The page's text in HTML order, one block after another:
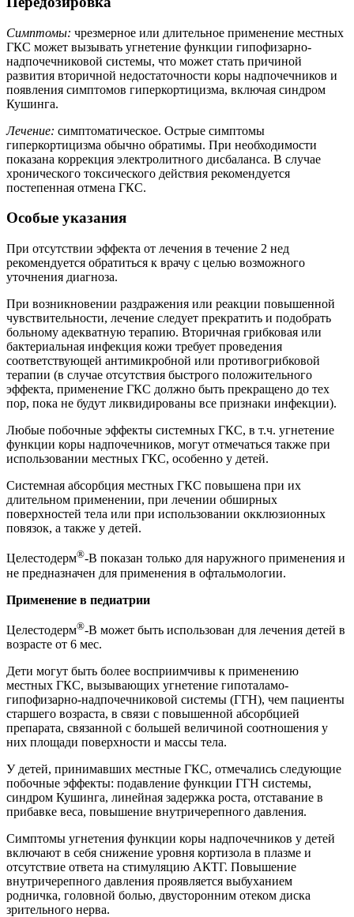
Симптомы: чрезмерное или длительное применение местных
ГКС может вызывать угнетение функции гипофизарно-
надпочечниковой системы, что может стать причиной
развития вторичной недостаточности коры надпочечников и
появления симптомов гиперкортицизма, включая синдром
Кушинга.
Лечение: симптоматическое. Острые симптомы
гиперкортицизма обычно обратимы. При необходимости
показана коррекция электролитного дисбаланса. В случае
хронического токсического действия рекомендуется
постепенная отмена ГКС.
Особые указания
При отсутствии эффекта от лечения в течение 2 нед
рекомендуется обратиться к врачу с целью возможного
уточнения диагноза.
При возникновении раздражения или реакции повышенной
чувствительности, лечение следует прекратить и подобрать
больному адекватную терапию. Вторичная грибковая или
бактериальная инфекция кожи требует проведения
соответствующей антимикробной или противогрибковой
терапии (в случае отсутствия быстрого положительного
эффекта, применение ГКС должно быть прекращено до тех
пор, пока не будут ликвидированы все признаки инфекции).
Любые побочные эффекты системных ГКС, в т.ч. угнетение
функции коры надпочечников, могут отмечаться также при
использовании местных ГКС, особенно у детей.
Системная абсорбция местных ГКС повышена при их
длительном применении, при лечении обширных
поверхностей тела или при использовании окклюзионных
повязок, а также у детей.
Целестодерм®-В показан только для наружного применения и
не предназначен для применения в офтальмологии.
Применение в педиатрии
Целестодерм®-В может быть использован для лечения детей в
возрасте от 6 мес.
Дети могут быть более восприимчивы к применению
местных ГКС, вызывающих угнетение гипоталамо-
гипофизарно-надпочечниковой системы (ГГН), чем пациенты
старшего возраста, в связи с повышенной абсорбцией
препарата, связанной с большей величиной соотношения у
них площади поверхности и массы тела.
У детей, принимавших местные ГКС, отмечались следующие
побочные эффекты: подавление функции ГГН системы,
синдром Кушинга, линейная задержка роста, отставание в
прибавке веса, повышение внутричерепного давления.
Симптомы угнетения функции коры надпочечников у детей
включают в себя снижение уровня кортизола в плазме и
отсутствие ответа на стимуляцию АКТГ. Повышение
внутричерепного давления проявляется выбуханием
родничка, головной болью, двусторонним отеком диска
зрительного нерва.